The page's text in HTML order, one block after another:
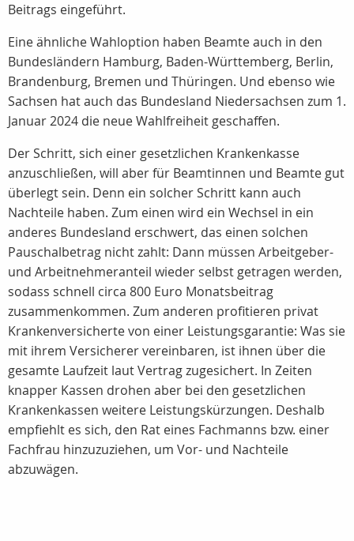
Beitrags eingeführt.
Eine ähnliche Wahloption haben Beamte auch in den
Bundesländern Hamburg, Baden-Württemberg, Berlin,
Brandenburg, Bremen und Thüringen. Und ebenso wie
Sachsen hat auch das Bundesland Niedersachsen zum 1.
Januar 2024 die neue Wahlfreiheit geschaffen.
Der Schritt, sich einer gesetzlichen Krankenkasse
anzuschließen, will aber für Beamtinnen und Beamte gut
überlegt sein. Denn ein solcher Schritt kann auch
Nachteile haben. Zum einen wird ein Wechsel in ein
anderes Bundesland erschwert, das einen solchen
Pauschalbetrag nicht zahlt: Dann müssen Arbeitgeber-
und Arbeitnehmeranteil wieder selbst getragen werden,
sodass schnell circa 800 Euro Monatsbeitrag
zusammenkommen. Zum anderen profitieren privat
Krankenversicherte von einer Leistungsgarantie: Was sie
mit ihrem Versicherer vereinbaren, ist ihnen über die
gesamte Laufzeit laut Vertrag zugesichert. In Zeiten
knapper Kassen drohen aber bei den gesetzlichen
Krankenkassen weitere Leistungskürzungen. Deshalb
empfiehlt es sich, den Rat eines Fachmanns bzw. einer
Fachfrau hinzuzuziehen, um Vor- und Nachteile
abzuwägen.